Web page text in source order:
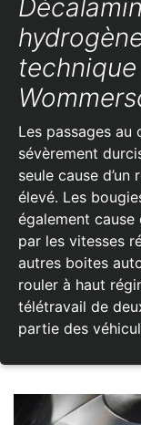
Les passages
sévèrement
seule cause
élevé. Les
également cause
par les vitesses
autres boites
rouler à haut
télétravail de
partie des